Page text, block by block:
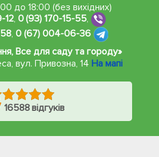
до 18:00 (без вихідних)
12, 0 (93) 170-15-55,
, 0 (67) 004-06-36
Все для саду та городу»
,вул. Привозна, 14 На мапі
16588 відгуків